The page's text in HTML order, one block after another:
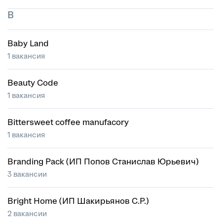
B
Baby Land
1 вакансия
Beauty Code
1 вакансия
Bittersweet coffee manufacory
1 вакансия
Branding Pack (ИП Попов Станислав Юрьевич)
3 вакансии
Bright Home (ИП Шакирьянов С.Р.)
2 вакансии